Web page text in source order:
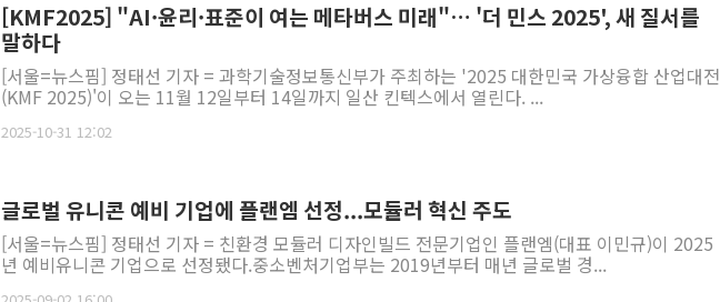
[KMF2025] "AI·윤리·표준이 여는 메타버스 미래"… '더 민스 2025', 새 질서를
말하다
[서울=뉴스핌] 정태선 기자 = 과학기술정보통신부가 주최하는 '2025 대한민국 가상융합 산업대전
(KMF 2025)'이 오는 11월 12일부터 14일까지 일산 킨텍스에서 열린다. ...
2025-10-31 12:02
글로벌 유니콘 예비 기업에 플랜엠 선정...모듈러 혁신 주도
[서울=뉴스핌] 정태선 기자 = 친환경 모듈러 디자인빌드 전문기업인 플랜엠(대표 이민규)이 2025
년 예비유니콘 기업으로 선정됐다.중소벤처기업부는 2019년부터 매년 글로벌 경...